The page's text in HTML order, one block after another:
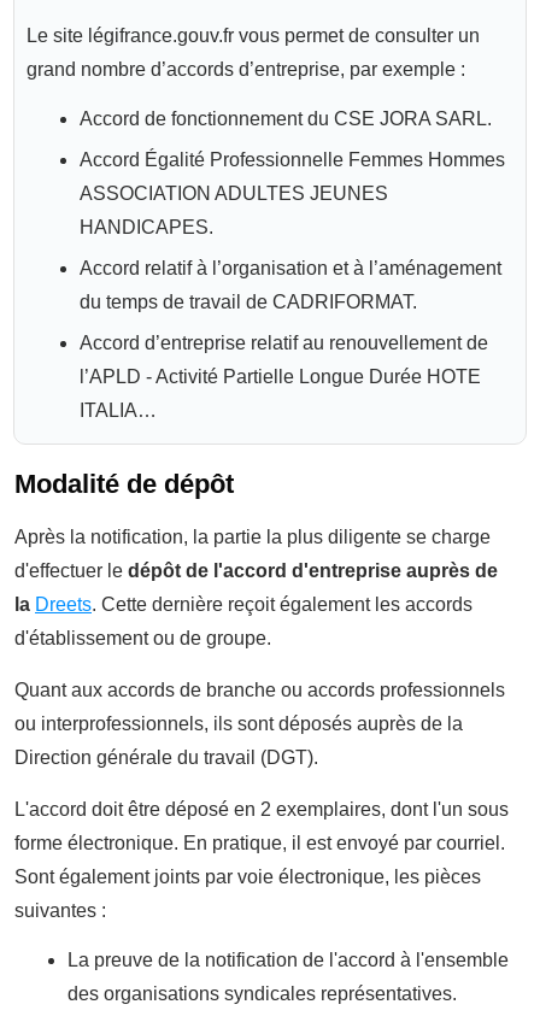
Le site légifrance.gouv.fr vous permet de consulter un
grand nombre d’accords d’entreprise, par exemple :
Accord de fonctionnement du CSE JORA SARL.
Accord Égalité Professionnelle Femmes Hommes
ASSOCIATION ADULTES JEUNES
HANDICAPES.
Accord relatif à l’organisation et à l’aménagement
du temps de travail de CADRIFORMAT.
Accord d’entreprise relatif au renouvellement de
l’APLD - Activité Partielle Longue Durée HOTE
ITALIA…
Modalité de dépôt
Après la notification, la partie la plus diligente se charge
d'effectuer le dépôt de l'accord d'entreprise auprès de
la Dreets. Cette dernière reçoit également les accords
d'établissement ou de groupe.
Quant aux accords de branche ou accords professionnels
ou interprofessionnels, ils sont déposés auprès de la
Direction générale du travail (DGT).
L'accord doit être déposé en 2 exemplaires, dont l'un sous
forme électronique. En pratique, il est envoyé par courriel.
Sont également joints par voie électronique, les pièces
suivantes :
La preuve de la notification de l'accord à l'ensemble
des organisations syndicales représentatives.